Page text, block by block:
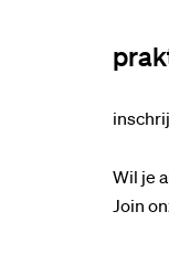
Wil je
Join